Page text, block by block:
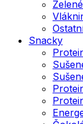
Snacky